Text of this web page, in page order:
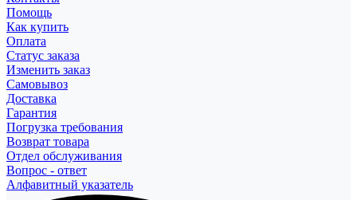
Помощь
Как купить
Оплата
Статус заказа
Изменить заказ
Самовывоз
Доставка
Гарантия
Погрузка требования
Возврат товара
Отдел обслуживания
Вопрос - ответ
Алфавитный указатель